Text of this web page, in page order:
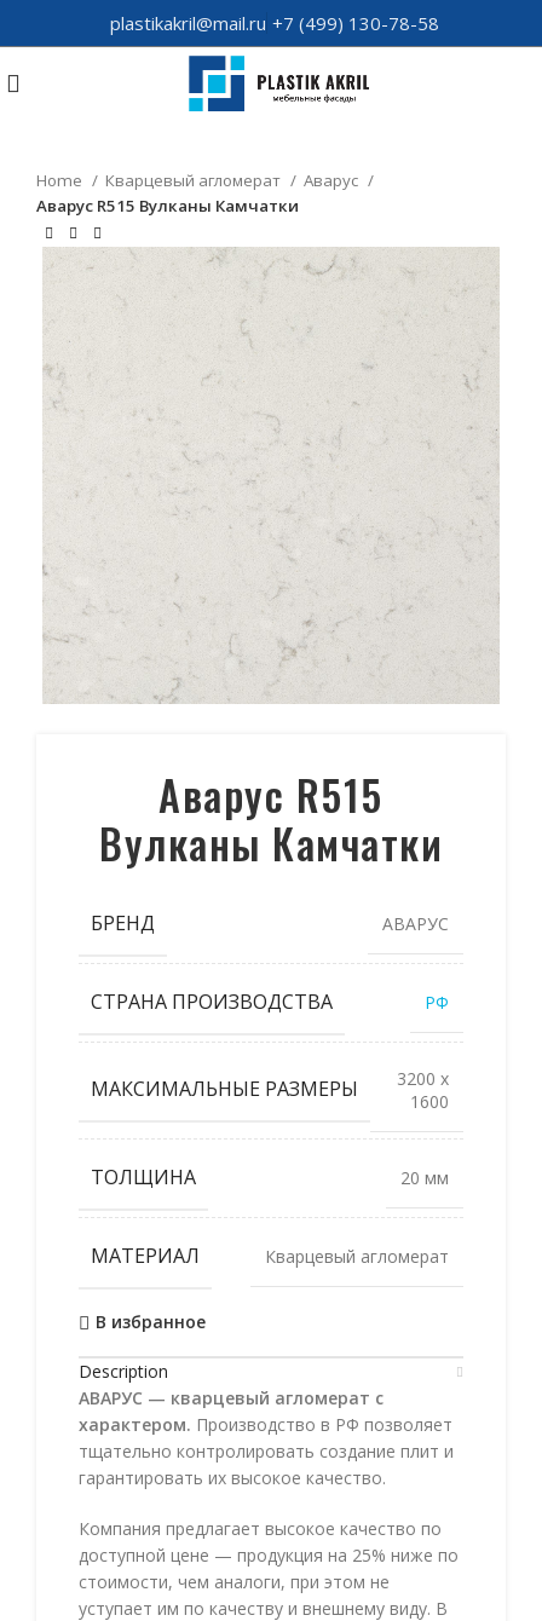
plastikakril@mail.ru +7 (499) 130-78-58
Home Кварцевый агломерат
Аварус
Аварус R515 Вулканы Камчатки
Аварус R515
Вулканы Камчатки
БРЕНД АВАРУС
СТРАНА ПРОИЗВОДСТВА РФ
МАКСИМАЛЬНЫЕ РАЗМЕРЫ
3200 x
1600
ТОЛЩИНА 20 мм
МАТЕРИАЛ Кварцевый агломерат
В избранное
Description
АВАРУС — кварцевый агломерат с
характером. Производство в РФ позволяет
тщательно контролировать создание плит и
гарантировать их высокое качество.
Компания предлагает высокое качество по
доступной цене — продукция на 25% ниже по
стоимости, чем аналоги, при этом не
уступает им по качеству и внешнему виду. В